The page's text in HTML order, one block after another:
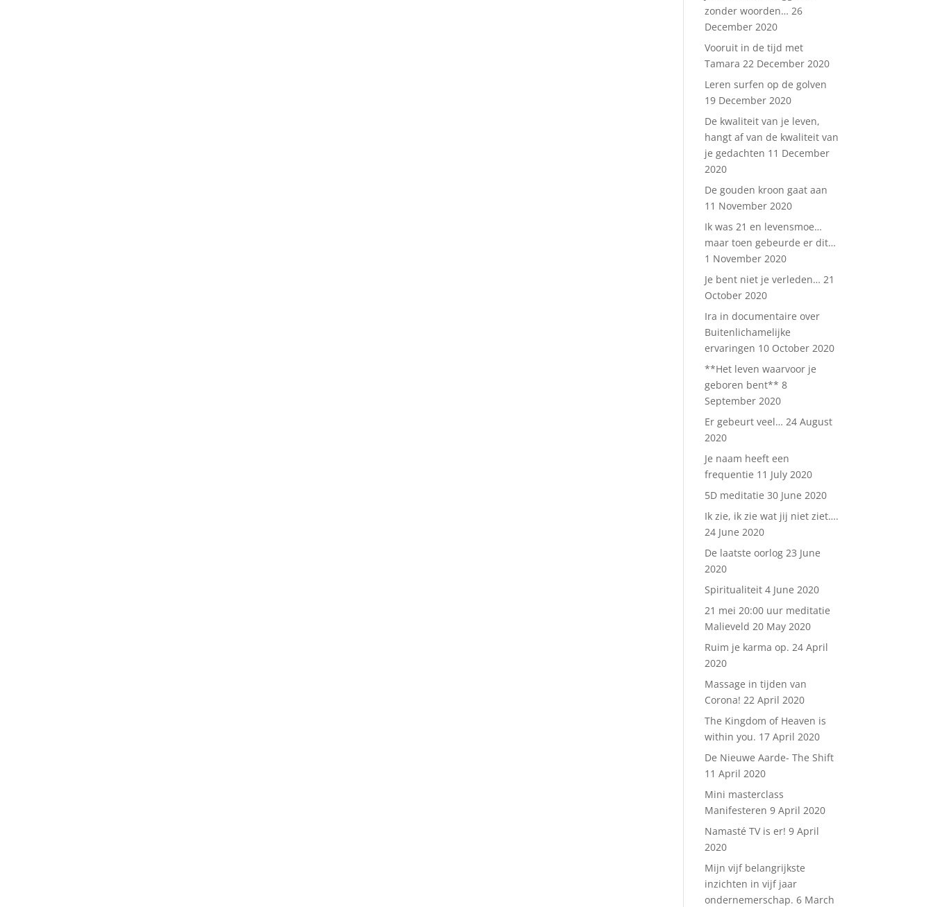
zonder woorden… 26
December 2020
Vooruit in de tijd met
Tamara 22 December 2020
Leren surfen op de golven
19 December 2020
De kwaliteit van je leven,
hangt af van de kwaliteit van
je gedachten 11 December
2020
De gouden kroon gaat aan
11 November 2020
Ik was 21 en levensmoe…
maar toen gebeurde er dit…
1 November 2020
Je bent niet je verleden… 21
October 2020
Ira in documentaire over
Buitenlichamelijke
ervaringen 10 October 2020
**Het leven waarvoor je
geboren bent** 8
September 2020
Er gebeurt veel… 24 August
2020
Je naam heeft een
frequentie 11 July 2020
5D meditatie 30 June 2020
Ik zie, ik zie wat jij niet ziet….
24 June 2020
De laatste oorlog 23 June
2020
Spiritualiteit 4 June 2020
21 mei 20:00 uur meditatie
Malieveld 20 May 2020
Ruim je karma op. 24 April
2020
Massage in tijden van
Corona! 22 April 2020
The Kingdom of Heaven is
within you. 17 April 2020
De Nieuwe Aarde- The Shift
11 April 2020
Mini masterclass
Manifesteren 9 April 2020
Namasté TV is er! 9 April
2020
Mijn vijf belangrijkste
inzichten in vijf jaar
ondernemerschap. 6 March